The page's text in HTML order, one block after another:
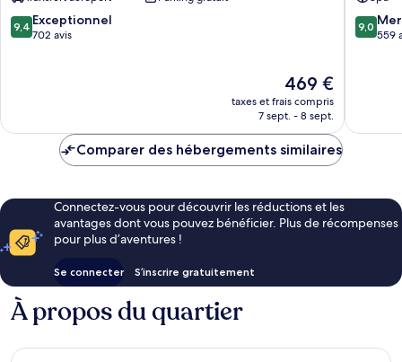
Soufrière
9.4
sur
9,4 Exceptionnel
702 avis
Le
nouveau
prix
de
469 €
taxes et frais compris
7 sept. - 8 sept.
9.0
sur
9,0
559
Comparer des hébergements similaires
Connectez-vous pour découvrir les réductions et les
avantages dont vous pouvez bénéficier. Plus de récompenses
pour plus d’aventures !
Se connecter S’inscrire gratuitement
À propos du quartier